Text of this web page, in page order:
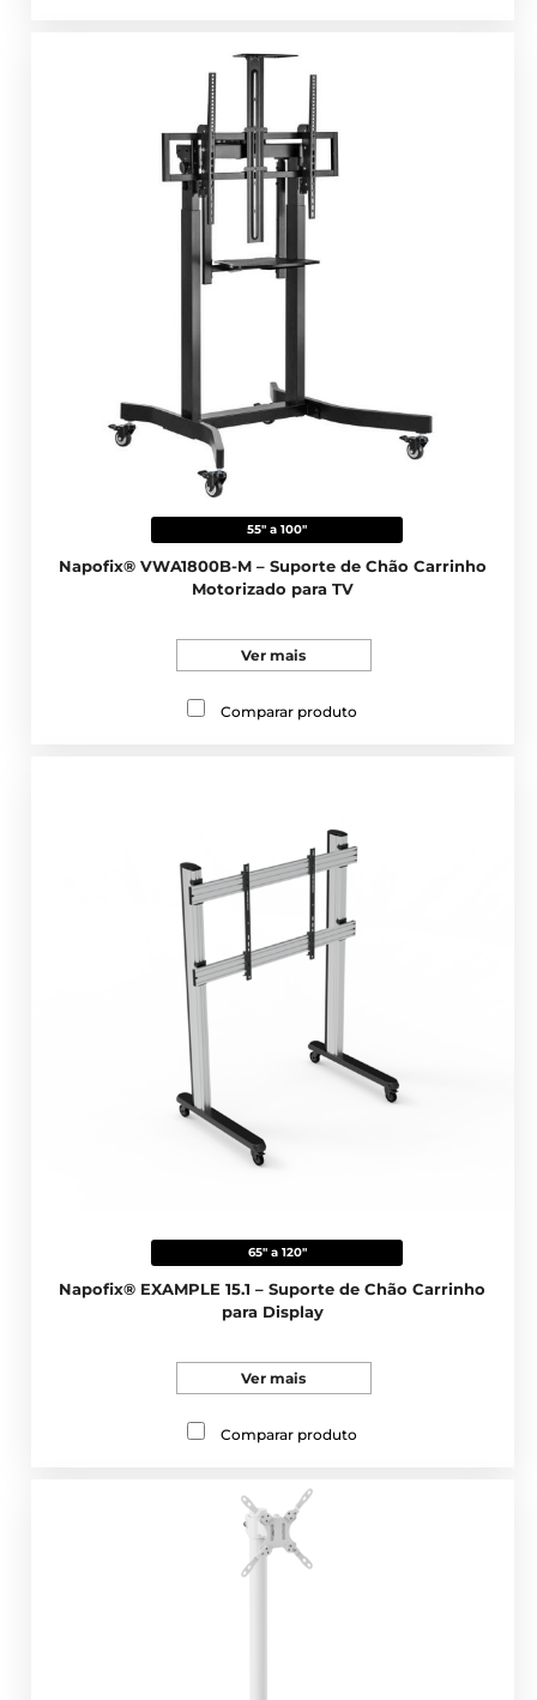
55" a 100"
Napofix® VWA1800B-M – Suporte de Chão Carrinho
Motorizado para TV
Ver mais
Comparar produto
65" a 120"
Napofix® EXAMPLE 15.1 – Suporte de Chão Carrinho
para Display
Ver mais
Comparar produto